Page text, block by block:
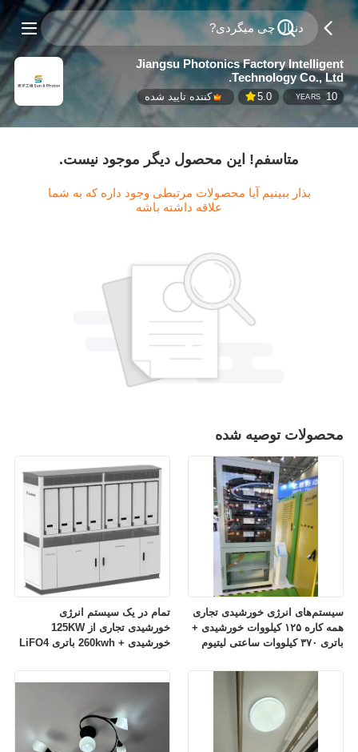
Jiangsu Photonics Factory Intelligent
Technology Co., Ltd.
10
YEARS
5.0 کننده تایید شده
متاسفم! این محصول دیگر موجود نیست.
بذار ببینیم آیا محصولات مرتبطی وجود داره که به شما
علاقه داشته باشه
محصولات توصیه شده
تمام در یک سیستم انرژی
خورشیدی تجاری از 125KW
خورشیدی + 260kwh باتری LiFO4
سیستم‌های انرژی خورشیدی تجاری
همه کاره ۱۲۵ کیلووات خورشیدی +
باتری ۳۷۰ کیلووات ساعتی لیتیوم
مجموعه